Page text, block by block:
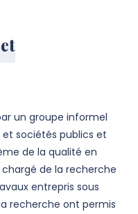
un groupe informel
sociétés publics et
de la qualité en
de la recherche
entrepris sous
recherche ont permis